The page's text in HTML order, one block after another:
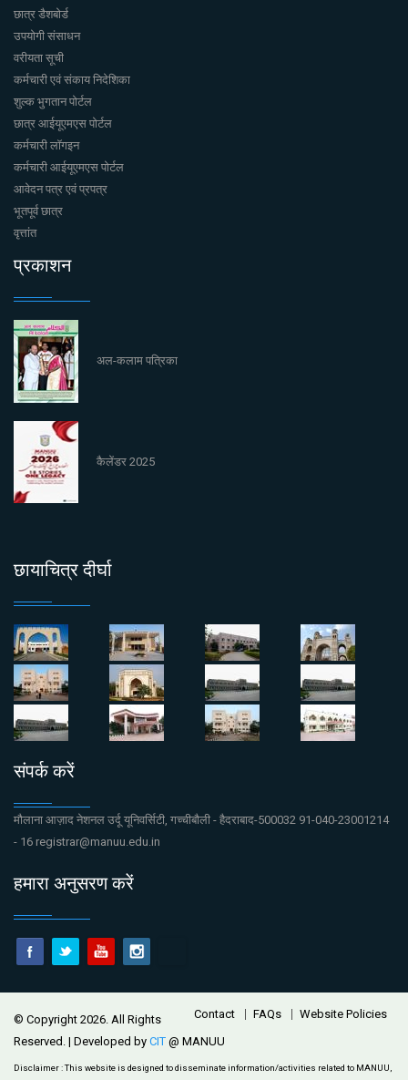
छात्र डैशबोर्ड
उपयोगी संसाधन
वरीयता सूची
कर्मचारी एवं संकाय निदेशिका
शुल्क भुगतान पोर्टल
छात्र आईयूएमएस पोर्टल
कर्मचारी लॉगइन
कर्मचारी आईयूएमएस पोर्टल
आवेदन पत्र एवं प्रपत्र
भूतपूर्व छात्र
वृत्तांत
प्रकाशन
अल-कलाम पत्रिका
कैलेंडर 2025
छायाचित्र दीर्घा
संपर्क करें
मौलाना आज़ाद नेशनल उर्दू यूनिवर्सिटी, गच्चीबौली - हैदराबाद-500032 91-040-23001214
- 16 registrar@manuu.edu.in
हमारा अनुसरण करें
Footer Contact FAQs Website Policies
© Copyright 2026. All Rights
Reserved. | Developed by CIT @ MANUU
Disclaimer :This website is designed to disseminate information/activities related to MANUU,